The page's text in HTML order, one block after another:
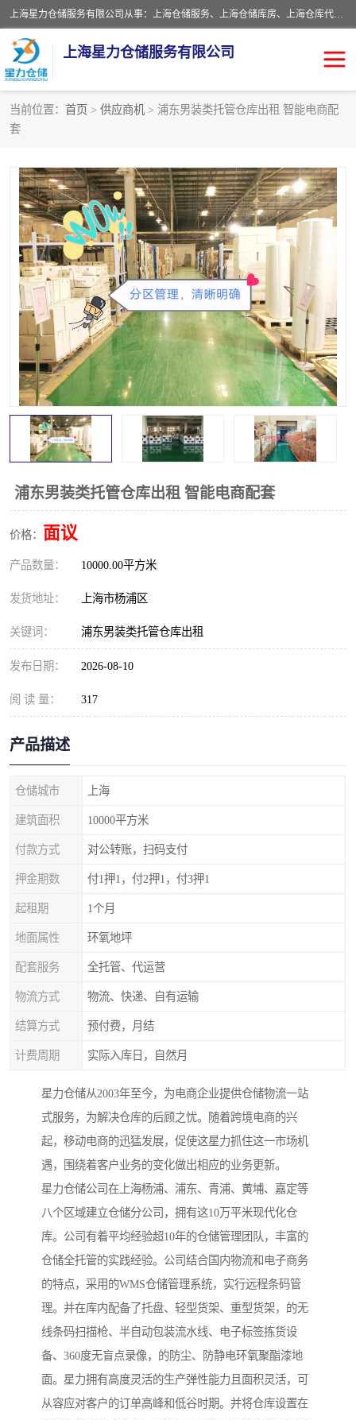
上海星力仓储服务有限公司从事：上海仓储服务、上海仓储库房、上海仓库代运营、上海仓库对外出租、上海仓库外包、上海三方仓储、上海电商仓储代发、上海电商代发货仓库、上海托管仓库、上海仓储配送。上海星力仓储服务有限公司现在拥有100个分仓、10万余平方的标准库房，精炼员工几百名，与几千家客户合作，公司已跻身上海仓储行业前列。欢迎来电咨询！
上海星力仓储服务有限公司
当前位置： 首页 > 供应商机 > 浦东男装类托管仓库出租 智能电商配
套
浦东男装类托管仓库出租 智能电商配套
价格： 面议
产品数量： 10000.00平方米
发货地址： 上海市杨浦区
关键词： 浦东男装类托管仓库出租
发布日期： 2026-08-10
阅 读 量： 317
产品描述
仓储城市 上海
建筑面积 10000平方米
付款方式 对公转账，扫码支付
押金期数 付1押1，付2押1，付3押1
起租期 1个月
地面属性 环氧地坪
配套服务 全托管、代运营
物流方式 物流、快递、自有运输
结算方式 预付费，月结
计费周期 实际入库日，自然月
星力仓储从2003年至今，为电商企业提供仓储物流一站
式服务，为解决仓库的后顾之忧。随着跨境电商的兴
起，移动电商的迅猛发展，促使这星力抓住这一市场机
遇，围绕着客户业务的变化做出相应的业务更新。
星力仓储公司在上海杨浦、浦东、青浦、黄埔、嘉定等
八个区域建立仓储分公司，拥有这10万平米现代化仓
库。公司有着平均经验超10年的仓储管理团队，丰富的
仓储全托管的实践经验。公司结合国内物流和电子商务
的特点，采用的WMS仓储管理系统，实行远程条码管
理。并在库内配备了托盘、轻型货架、重型货架，的无
线条码扫描枪、半自动包装流水线、电子标签拣货设
备、360度无盲点录像，的防尘、防静电环氧聚酯漆地
面。星力拥有高度灵活的生产弹性能力且面积灵活，可
从容应对客户的订单高峰和低谷时期。并将仓库设置在
上海仓储配送 上海仓库外包
上海仓库代运营 上海托管仓库
上海第三方仓储 上海仓储服务
仓储 上海电商代发货仓库
上海托管仓库